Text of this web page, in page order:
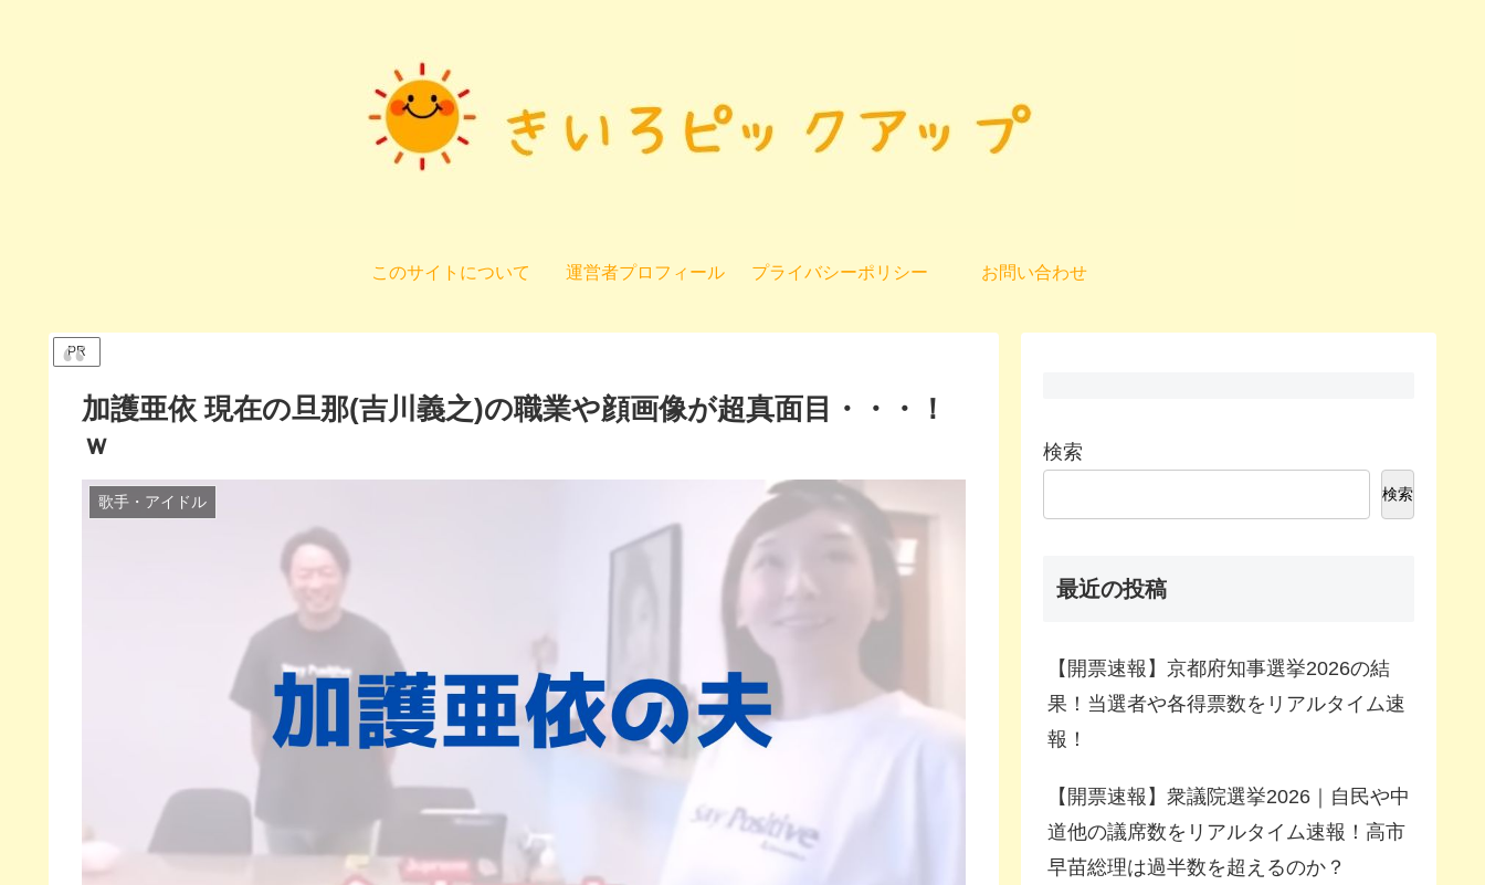
このサイトについて 運営者プロフィール プライバシーポリシー お問い合わせ
PR
加護亜依 現在の旦那(吉川義之)の職業や顔画像が超真面目・・・！
ｗ
歌手・アイドル
検索
検索
最近の投稿
【開票速報】京都府知事選挙2026の結
果！当選者や各得票数をリアルタイム速
報！
【開票速報】衆議院選挙2026｜自民や中
道他の議席数をリアルタイム速報！高市
早苗総理は過半数を超えるのか？